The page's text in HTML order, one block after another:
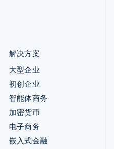
解决方案
大型企业
初创企业
智能体商务
加密货币
电子商务
嵌入式金融